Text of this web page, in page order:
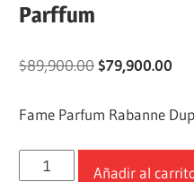
Parffum
$89,900.00$79,900.00
Fame Parfum Rabanne
Añadir al